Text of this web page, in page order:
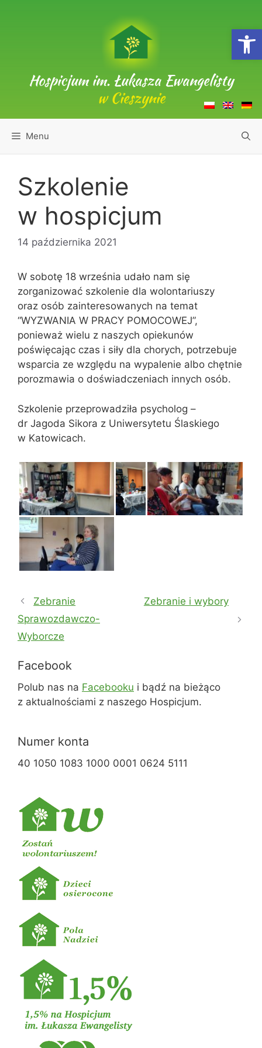
Hospicjum im. Łukasza Ewangelisty
w Cieszynie
Menu
Szkolenie
w hospicjum
14 października 2021
W sobotę 18 września udało nam się
zorganizować szkolenie dla wolontariuszy
oraz osób zainteresowanych na temat
“WYZWANIA W PRACY POMOCOWEJ”,
ponieważ wielu z naszych opiekunów
poświęcając czas i siły dla chorych, potrzebuje
wsparcia ze względu na wypalenie albo chętnie
porozmawia o doświadczeniach innych osób.
Szkolenie przeprowadziła psycholog –
dr Jagoda Sikora z Uniwersytetu Ślaskiego
w Katowicach.
Zebranie
Sprawozdawczo-
Wyborcze
Zebranie i wybory
Facebook
Polub nas na Facebooku i bądź na bieżąco
z aktualnościami z naszego Hospicjum.
Numer konta
40 1050 1083 1000 0001 0624 5111